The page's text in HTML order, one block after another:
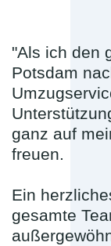
"Als ich den
Potsdam
ganz auf
freuen.
Ein
gesamte